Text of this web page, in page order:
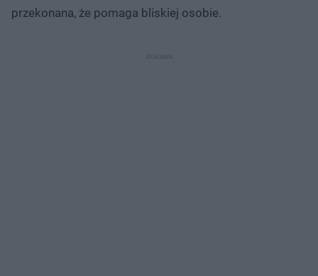
przekonana, że pomaga bliskiej osobie.